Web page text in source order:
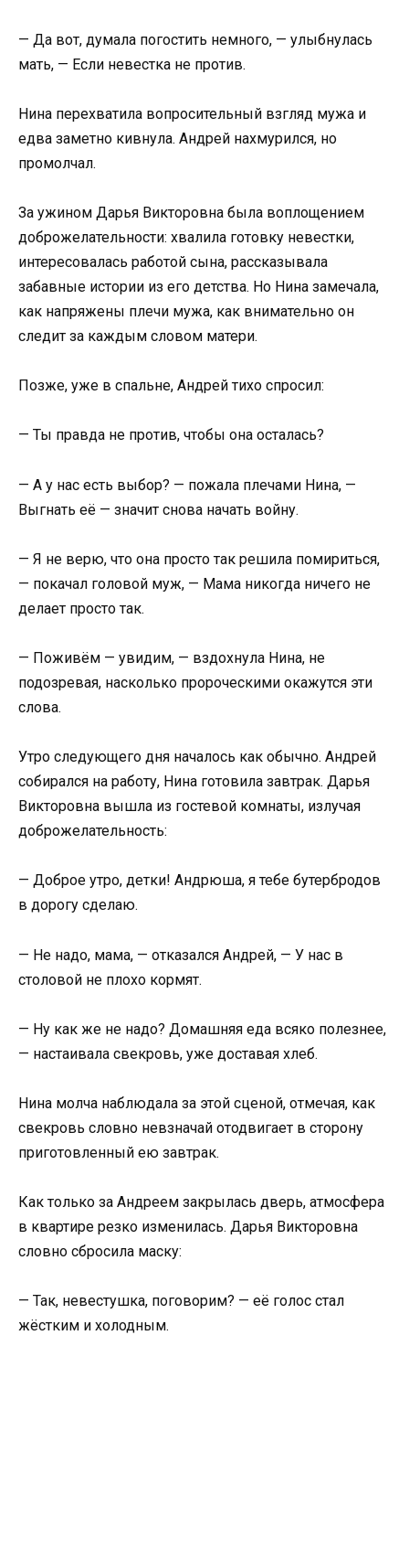
— Да вот, думала погостить немного, — улыбнулась
мать, — Если невестка не против.
Нина перехватила вопросительный взгляд мужа и
едва заметно кивнула. Андрей нахмурился, но
промолчал.
За ужином Дарья Викторовна была воплощением
доброжелательности: хвалила готовку невестки,
интересовалась работой сына, рассказывала
забавные истории из его детства. Но Нина замечала,
как напряжены плечи мужа, как внимательно он
следит за каждым словом матери.
Позже, уже в спальне, Андрей тихо спросил:
— Ты правда не против, чтобы она осталась?
— А у нас есть выбор? — пожала плечами Нина, —
Выгнать её — значит снова начать войну.
— Я не верю, что она просто так решила помириться,
— покачал головой муж, — Мама никогда ничего не
делает просто так.
— Поживём — увидим, — вздохнула Нина, не
подозревая, насколько пророческими окажутся эти
слова.
Утро следующего дня началось как обычно. Андрей
собирался на работу, Нина готовила завтрак. Дарья
Викторовна вышла из гостевой комнаты, излучая
доброжелательность:
— Доброе утро, детки! Андрюша, я тебе бутербродов
в дорогу сделаю.
— Не надо, мама, — отказался Андрей, — У нас в
столовой не плохо кормят.
— Ну как же не надо? Домашняя еда всяко полезнее,
— настаивала свекровь, уже доставая хлеб.
Нина молча наблюдала за этой сценой, отмечая, как
свекровь словно невзначай отодвигает в сторону
приготовленный ею завтрак.
Как только за Андреем закрылась дверь, атмосфера
в квартире резко изменилась. Дарья Викторовна
словно сбросила маску:
— Так, невестушка, поговорим? — её голос стал
жёстким и холодным.